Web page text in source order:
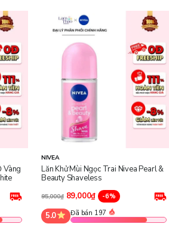
Vàng
NIVEA
Lăn Khử Mùi Ngọc Trai Nivea Pearl &
Beauty Shaveless
95,000₫ 89,000₫ -6%
5.0 Đã bán 197